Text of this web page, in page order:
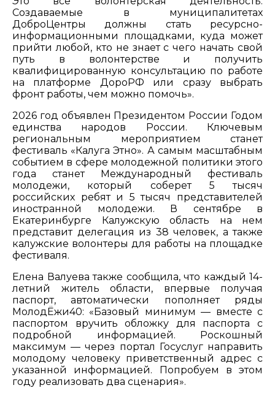
Создаваемые в муниципалитетах
ДоброЦентры должны стать ресурсно-
информационными площадками, куда может
прийти любой, кто не знает с чего начать свой
путь в волонтерстве и получить
квалифицированную консультацию по работе
на платформе ДороРФ или сразу выбрать
фронт работы, чем можно помочь».
2026 год объявлен Президентом России Годом
единства народов России. Ключевым
региональным мероприятием станет
фестиваль «Калуга Этно». А самым масштабным
событием в сфере молодежной политики этого
года станет Международный фестиваль
молодежи, который соберет 5 тысяч
российских ребят и 5 тысяч представителей
иностранной молодежи. В сентябре в
Екатеринбурге Калужскую область на нем
представит делегация из 38 человек, а также
калужские волонтеры для работы на площадке
фестиваля.
Елена Валуева также сообщила, что каждый 14-
летний житель области, впервые получая
паспорт, автоматически пополняет ряды
МолодЁжи40: «Базовый минимум — вместе с
паспортом вручить обложку для паспорта с
подробной информацией. Роскошный
максимум — через портал Госуслуг направить
молодому человеку приветственный адрес с
указанной информацией. Попробуем в этом
году реализовать два сценария».